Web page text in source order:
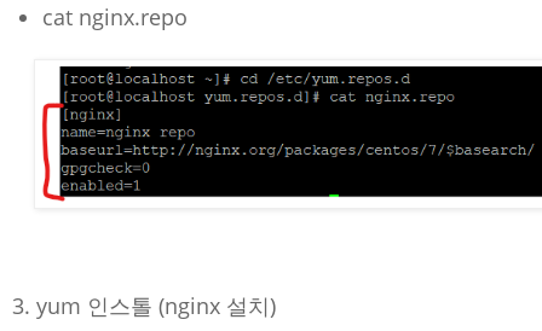
cat nginx.repo
3. yum 인스톨 (nginx 설치)